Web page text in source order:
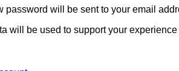
password will be sent to your email
will be used to support your